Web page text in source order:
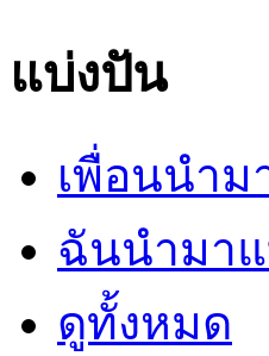
แบ่งปัน
เพื่อนนำม
ฉันนำมา
ดูทั้งหมด